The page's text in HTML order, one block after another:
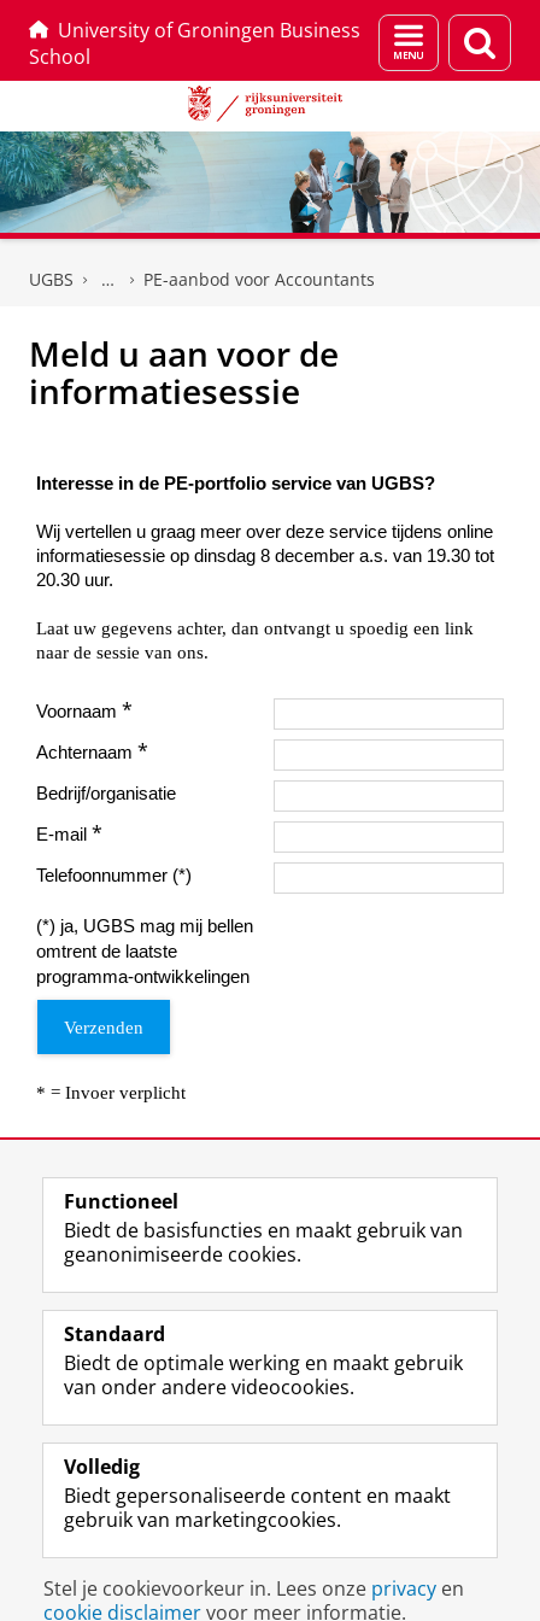
University of Groningen Business
School
Menu
en
UGBS PE-aanbod voor Accountants
Meld u aan voor de
informatiesessie
Uw Business Partner: Executive onderwijs (UBGS)
Uw Business Partner: Werken met studenten
Faculteit Economie en Bedrijfskunde
Disclaimer & Copyright
Inloggen
Functioneel
Biedt de basisfuncties en maakt gebruik van
geanonimiseerde cookies.
Standaard
Biedt de optimale werking en maakt gebruik
van onder andere videocookies.
Volledig
Biedt gepersonaliseerde content en maakt
gebruik van marketingcookies.
Stel je cookievoorkeur in. Lees onze privacy en
cookie disclaimervoor meer informatie.